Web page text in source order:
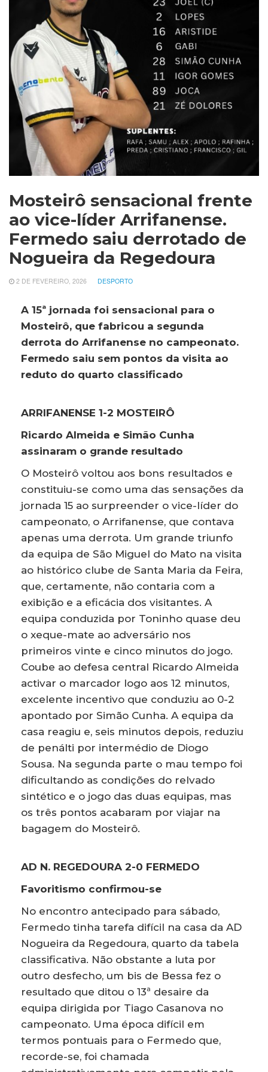
Mosteirô sensacional frente
ao vice-líder Arrifanense.
Fermedo saiu derrotado de
Nogueira da Regedoura
2 DE FEVEREIRO, 2026 DESPORTO
A 15ª jornada foi sensacional para o
Mosteirô, que fabricou a segunda
derrota do Arrifanense no campeonato.
Fermedo saiu sem pontos da visita ao
reduto do quarto classificado
ARRIFANENSE 1-2 MOSTEIRÔ
Ricardo Almeida e Simão Cunha
assinaram o grande resultado
O Mosteirô voltou aos bons resultados e
constituiu-se como uma das sensações da
jornada 15 ao surpreender o vice-líder do
campeonato, o Arrifanense, que contava
apenas uma derrota. Um grande triunfo
da equipa de São Miguel do Mato na visita
ao histórico clube de Santa Maria da Feira,
que, certamente, não contaria com a
exibição e a eficácia dos visitantes. A
equipa conduzida por Toninho quase deu
o xeque-mate ao adversário nos
primeiros vinte e cinco minutos do jogo.
Coube ao defesa central Ricardo Almeida
activar o marcador logo aos 12 minutos,
excelente incentivo que conduziu ao 0-2
apontado por Simão Cunha. A equipa da
casa reagiu e, seis minutos depois, reduziu
de penálti por intermédio de Diogo
Sousa. Na segunda parte o mau tempo foi
dificultando as condições do relvado
sintético e o jogo das duas equipas, mas
os três pontos acabaram por viajar na
bagagem do Mosteirô.
AD N. REGEDOURA 2-0 FERMEDO
Favoritismo confirmou-se
No encontro antecipado para sábado,
Fermedo tinha tarefa difícil na casa da AD
Nogueira da Regedoura, quarto da tabela
classificativa. Não obstante a luta por
outro desfecho, um bis de Bessa fez o
resultado que ditou o 13ª desaire da
equipa dirigida por Tiago Casanova no
campeonato. Uma época difícil em
termos pontuais para o Fermedo que,
recorde-se, foi chamada